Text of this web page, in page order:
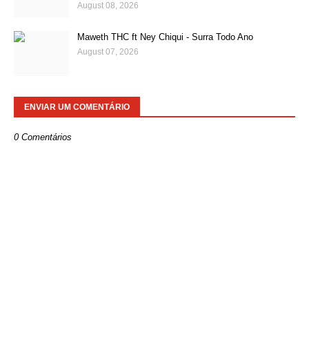
August 08, 2026
Maweth THC ft Ney Chiqui - Surra Todo Ano
August 07, 2026
ENVIAR UM COMENTÁRIO
0 Comentários